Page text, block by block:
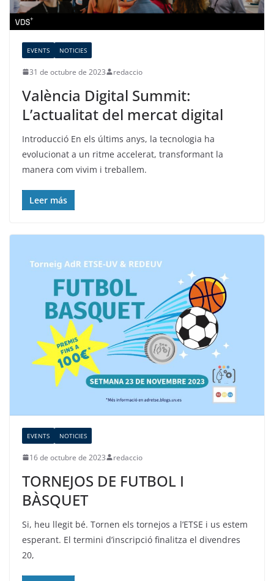
EVENTS NOTICIES
31 de octubre de 2023 redaccio
València Digital Summit:
L’actualitat del mercat digital
Introducció En els últims anys, la tecnologia ha
evolucionat a un ritme accelerat, transformant la
manera com vivim i treballem.
Leer más
EVENTS NOTICIES
16 de octubre de 2023 redaccio
TORNEJOS DE FUTBOL I
BÀSQUET
Si, heu llegit bé. Tornen els tornejos a l’ETSE i us estem
esperant. El termini d’inscripció finalitza el divendres
20,